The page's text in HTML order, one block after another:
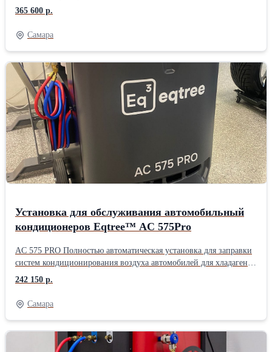
функций и возможностей. Полностью автоматическая, подходит
для бензиновых, дизельных, электрических и гибридных
транспортных средств. Объединяет функции безразборной
промывки и диагностики, регенерации хладагента, заправки и
вакуумирования. Точный контроль всех жидкостей по весу,
объёмный внутренний бак 22 кг, сенсорное управление на
современном промышленном экране. Подходит для бензиновых,
дизельных автомобилей, электромобилей (BEV) и гибридных
транспортных средств. Поддержка дистанционного управления
через диагностический планшет. Поддержка заправки PAG/POE
масла и УФ-индикаторной жидкости. Новая патентованная
конструкция установки и уникальный модуль сепарации масла и
газа обеспечивают более эффективные и стабильные рабочие
качества.
365 600 р.
Самара
Установка для обслуживания автомобильный
кондиционеров Eqtree™ AC 575Pro
AC 575 PRO Полностью автоматическая установка для заправки
систем кондиционирования воздуха автомобилей для хладагента
R134a. Удобное и понятное русифицированное меню. 7-ти
дюймовый сенсорный дисплей. Встроенный принтер. Большие
(Offraod) задние колеса. Ресурс фильтра на 100 кг. Функция
промывки контура кондиционера. Работы с гибридными
автомобилями. Автоматические функции: Откачка и
рециркуляция хладагента; Отделение отработанного масла;
Программируемый вакуум; Тест системы на утечки;
242 150 р.
Самара